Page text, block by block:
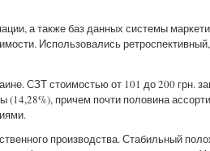
а также баз данных системы
Использовались
СЗТ стоимостью от 101 до 200 грн.
(14,28%), причем почти половина
производства. Стабильный